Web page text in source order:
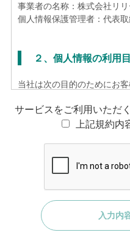
事業者の名称：株式会社リリ
個人情報保護管理者：代表
２、個人情報の利用
当社は次の目的のためにお
お客様からのお問合せへ
他お取引に関する各種手
画に関するご案内のため
アンケート調査、キャン
するご案内のため
マーケティング調査及び分
経営分析のための統計数
お客様との電話応対、接
フの的確な対応と品質維持
サービスをご利用いただ
上記規約内
入力内